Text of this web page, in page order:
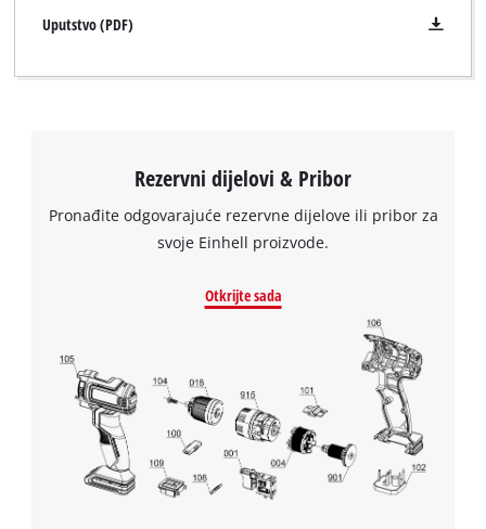
We need your consent to load the
Google Maps service!
This content is not permitted to load due
to trackers that are not disclosed to the
visitor. The website owner needs to setup
the site with their CMP to add this content
to the list of technologies used.
Uputstvo (PDF)
Rezervni dijelovi & Pribor
Pronađite odgovarajuće rezervne dijelove ili pribor za
svoje Einhell proizvode.
Otkrijte sada